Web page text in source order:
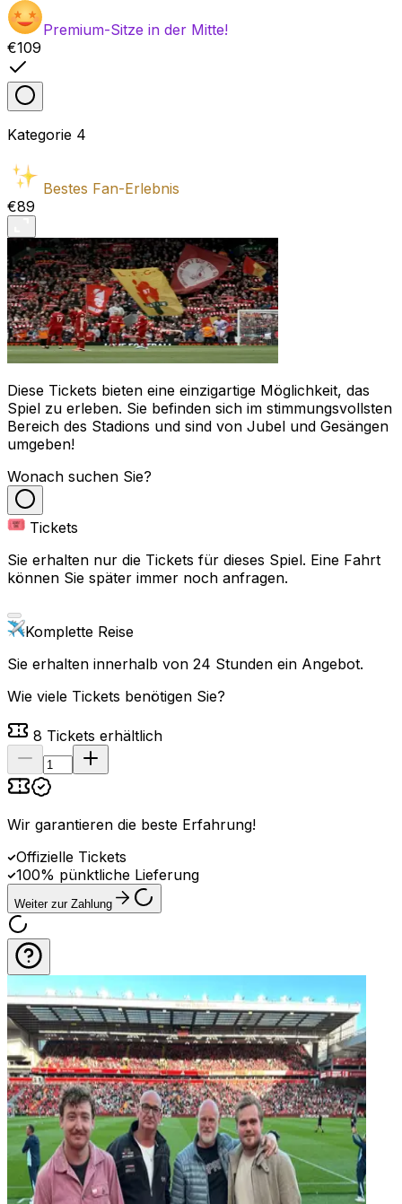
Premium-Sitze in der Mitte!
€109
Kategorie 4
Bestes Fan-Erlebnis
€89
Diese Tickets bieten eine einzigartige Möglichkeit, das
Spiel zu erleben. Sie befinden sich im stimmungsvollsten
Bereich des Stadions und sind von Jubel und Gesängen
umgeben!
Wonach suchen Sie?
Tickets
Sie erhalten nur die Tickets für dieses Spiel. Eine Fahrt
können Sie später immer noch anfragen.
Komplette Reise
Sie erhalten innerhalb von 24 Stunden ein Angebot.
Wie viele Tickets benötigen Sie?
8 Tickets erhältlich
Wir garantieren die beste Erfahrung!
Offizielle Tickets
100% pünktliche Lieferung
Weiter zur Zahlung